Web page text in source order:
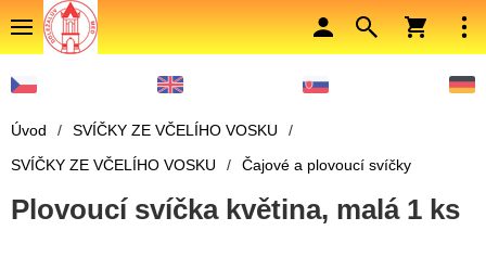
Úvod / SVÍČKY ZE VČELÍHO VOSKU
/
SVÍČKY ZE VČELÍHO VOSKU
/ Čajové a plovoucí svíčky
Plovoucí svíčka květina, malá 1 ks